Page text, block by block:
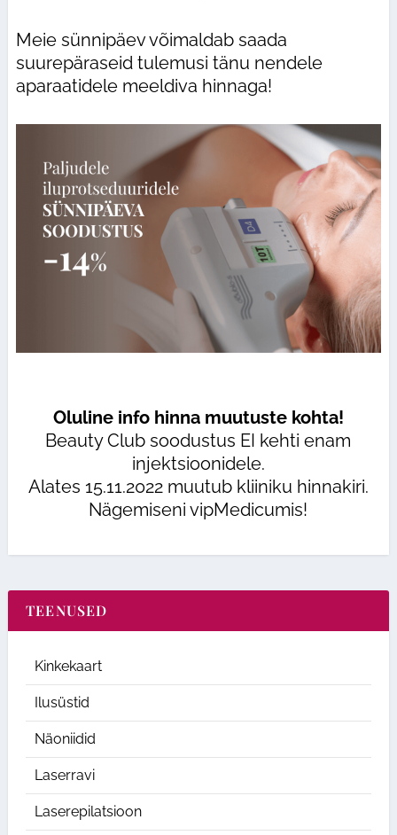
Meie sünnipäev võimaldab saada
suurepäraseid tulemusi tänu nendele
aparaatidele meeldiva hinnaga!
Oluline info hinna muutuste kohta!
Beauty Club soodustus EI kehti enam
injektsioonidele.
Alates 15.11.2022 muutub kliiniku hinnakiri.
Nägemiseni vipMedicumis!
TEENUSED
Kinkekaart
Ilusüstid
Näoniidid
Laserravi
Laserepilatsioon